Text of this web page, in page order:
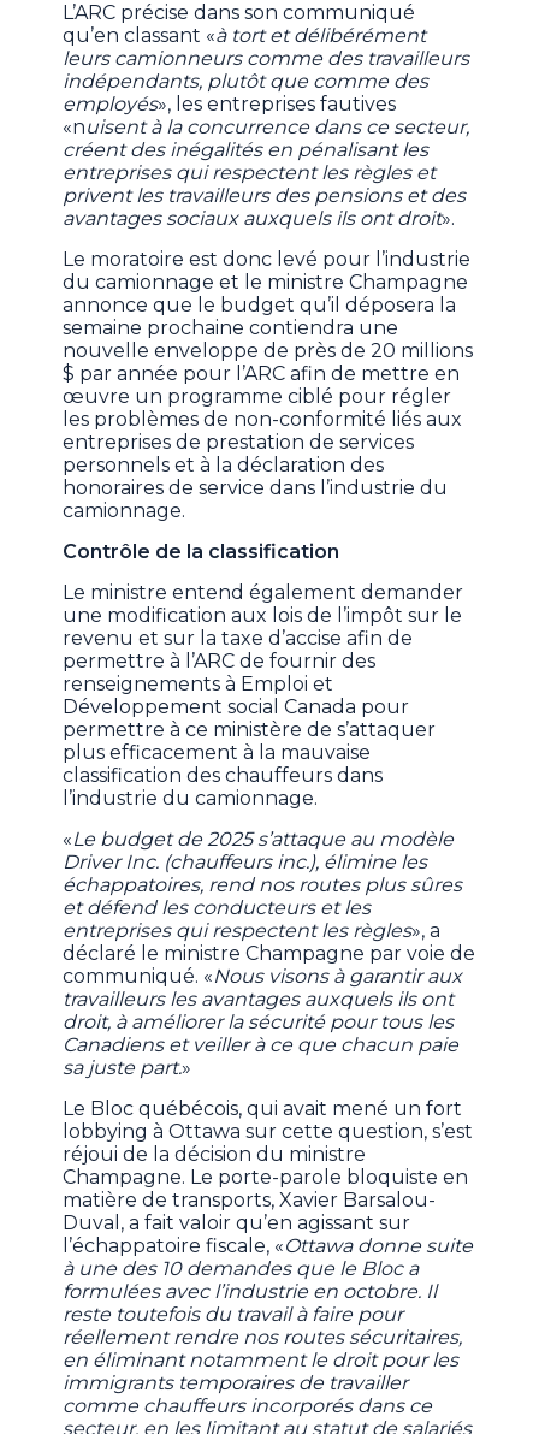
L’ARC précise dans son communiqué
qu’en classant «à tort et délibérément
leurs camionneurs comme des travailleurs
indépendants, plutôt que comme des
employés», les entreprises fautives
«nuisent à la concurrence dans ce secteur,
créent des inégalités en pénalisant les
entreprises qui respectent les règles et
privent les travailleurs des pensions et des
avantages sociaux auxquels ils ont droit».
Le moratoire est donc levé pour l’industrie
du camionnage et le ministre Champagne
annonce que le budget qu’il déposera la
semaine prochaine contiendra une
nouvelle enveloppe de près de 20 millions
$ par année pour l’ARC afin de mettre en
œuvre un programme ciblé pour régler
les problèmes de non-conformité liés aux
entreprises de prestation de services
personnels et à la déclaration des
honoraires de service dans l’industrie du
camionnage.
Contrôle de la classification
Le ministre entend également demander
une modification aux lois de l’impôt sur le
revenu et sur la taxe d’accise afin de
permettre à l’ARC de fournir des
renseignements à Emploi et
Développement social Canada pour
permettre à ce ministère de s’attaquer
plus efficacement à la mauvaise
classification des chauffeurs dans
l’industrie du camionnage.
«Le budget de 2025 s’attaque au modèle
Driver Inc. (chauffeurs inc.), élimine les
échappatoires, rend nos routes plus sûres
et défend les conducteurs et les
entreprises qui respectent les règles», a
déclaré le ministre Champagne par voie de
communiqué. «Nous visons à garantir aux
travailleurs les avantages auxquels ils ont
droit, à améliorer la sécurité pour tous les
Canadiens et veiller à ce que chacun paie
sa juste part.»
Le Bloc québécois, qui avait mené un fort
lobbying à Ottawa sur cette question, s’est
réjoui de la décision du ministre
Champagne. Le porte-parole bloquiste en
matière de transports, Xavier Barsalou-
Duval, a fait valoir qu’en agissant sur
l’échappatoire fiscale, «Ottawa donne suite
à une des 10 demandes que le Bloc a
formulées avec l’industrie en octobre. Il
reste toutefois du travail à faire pour
réellement rendre nos routes sécuritaires,
en éliminant notamment le droit pour les
immigrants temporaires de travailler
comme chauffeurs incorporés dans ce
secteur, en les limitant au statut de salariés